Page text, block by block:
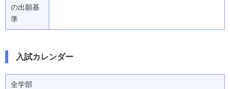
の出願基
準
入試カレンダー
全学部